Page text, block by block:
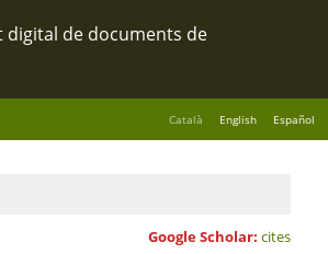
Català English Español
Google Scholar: cites